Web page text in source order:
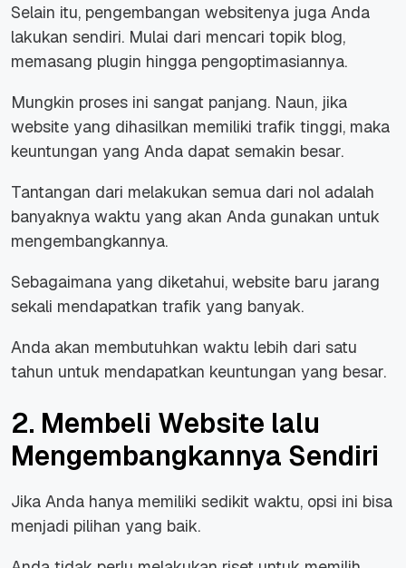
Selain itu, pengembangan websitenya juga Anda
lakukan sendiri. Mulai dari mencari topik blog,
memasang plugin hingga pengoptimasiannya.
Mungkin proses ini sangat panjang. Naun, jika
website yang dihasilkan memiliki trafik tinggi, maka
keuntungan yang Anda dapat semakin besar.
Tantangan dari melakukan semua dari nol adalah
banyaknya waktu yang akan Anda gunakan untuk
mengembangkannya.
Sebagaimana yang diketahui, website baru jarang
sekali mendapatkan trafik yang banyak.
Anda akan membutuhkan waktu lebih dari satu
tahun untuk mendapatkan keuntungan yang besar.
2. Membeli Website lalu
Mengembangkannya Sendiri
Jika Anda hanya memiliki sedikit waktu, opsi ini bisa
menjadi pilihan yang baik.